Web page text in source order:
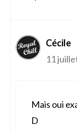
Cécile
11
Mais oui
D